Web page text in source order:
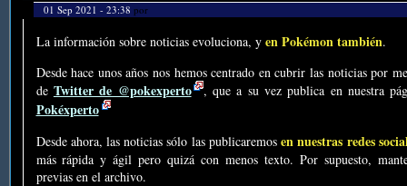
01 Sep 2021 - 23:38 por
La información sobre noticias evoluciona, y en Pokémon también.
Desde hace unos años nos hemos centrado en cubrir las noticias por
de Twitter de @pokexperto , que a su vez publica en nuestra
Pokéxperto
Desde ahora, las noticias sólo las publicaremosen nuestras redes
más rápida y ágil pero quizá con menos texto. Por supuesto,
previas en el archivo.